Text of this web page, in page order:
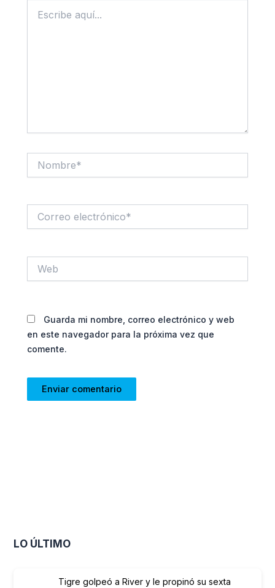
aquí...
electrónico*
Guarda mi nombre, correo electrónico y web
en este navegador para la próxima vez que
comente.
LO ÚLTIMO
Tigre golpeó a River y le propinó su sexta